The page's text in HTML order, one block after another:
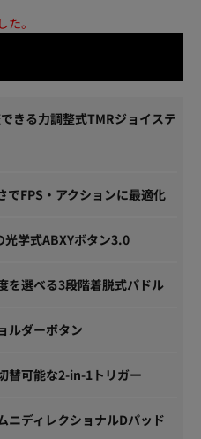
。
きる力調整式TMRジョイステ
でFPS・アクションに最適化
学式ABXYボタン3.0
を選べる3段階着脱式パドル
ルダーボタン
替可能な2-in-1トリガー
ニディレクショナルDパッド